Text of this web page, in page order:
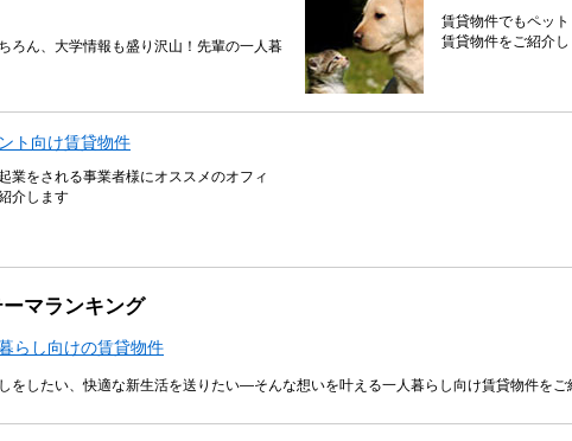
ろん、大学情報も盛り沢山！先輩の一人暮
賃貸物件でもペッ
賃貸物件をご紹介
ト向け賃貸物件
業をされる事業者様にオススメのオフィ
介します
マランキング
らし向けの賃貸物件
をしたい、快適な新生活を送りたい―そんな想いを叶える一人暮らし向け賃貸物件をご